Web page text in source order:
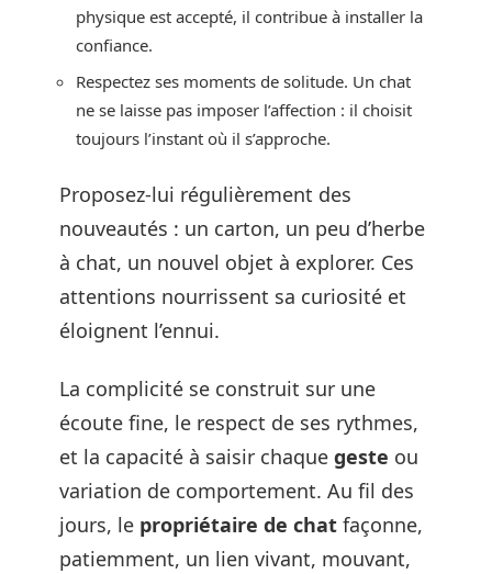
physique est accepté, il contribue à installer la
confiance.
Respectez ses moments de solitude. Un chat
ne se laisse pas imposer l’affection : il choisit
toujours l’instant où il s’approche.
Proposez-lui régulièrement des
nouveautés : un carton, un peu d’herbe
à chat, un nouvel objet à explorer. Ces
attentions nourrissent sa curiosité et
éloignent l’ennui.
La complicité se construit sur une
écoute fine, le respect de ses rythmes,
et la capacité à saisir chaque geste ou
variation de comportement. Au fil des
jours, le propriétaire de chat façonne,
patiemment, un lien vivant, mouvant,